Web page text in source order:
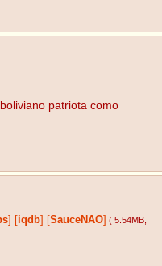
patriota como
iqdb SauceNAO ( 5.54MB